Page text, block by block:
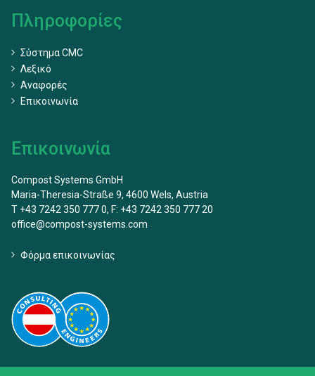
Πληροφορίες
Σύστημα CMC
Λεξικό
Αναφορές
Επικοινωνία
Επικοινωνία
Compost Systems GmbH
Maria-Theresia-Straße 9, 4600 Wels, Austria
T +43 7242 350 777 0, F: +43 7242 350 777 20
office@compost-systems.com
Φόρμα επικοινωνίας